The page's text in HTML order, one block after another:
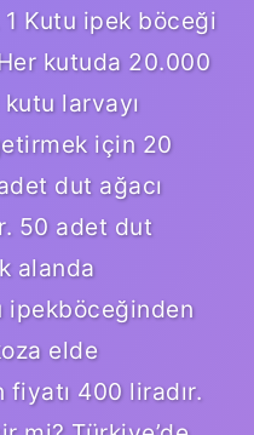
Kutu ipek böceği
kutuda 20.000
larvayı
için 20
dut ağacı
50 adet dut
alanda
ipekböceğinden
elde
400 liradır.